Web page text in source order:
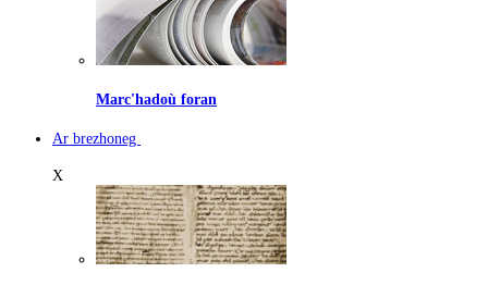
Marc'hadoù foran
Ar brezhoneg
X